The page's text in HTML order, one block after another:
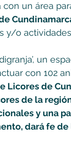
un área
y/o
un
con 102
Licores de
de la
y una
dará fe